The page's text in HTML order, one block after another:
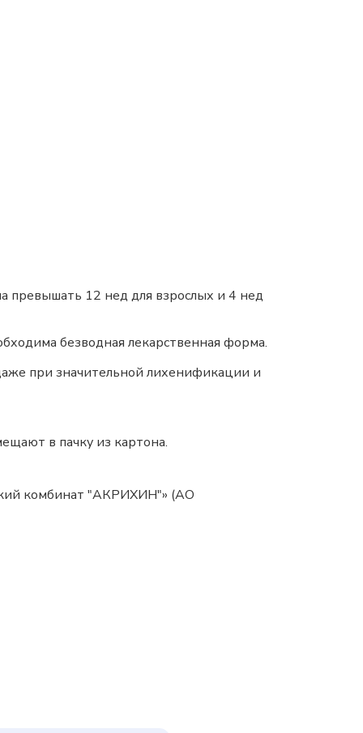
превышать 12 нед для взрослых и 4 нед
безводная лекарственная форма.
при значительной лихенификации и
в пачку из картона.
комбинат "АКРИХИН"» (АО